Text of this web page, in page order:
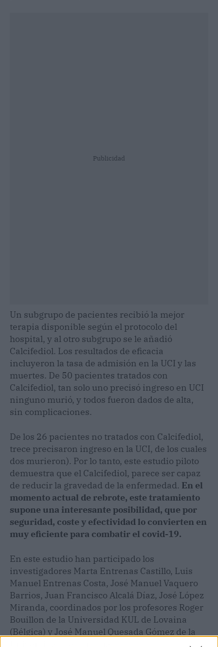
Publicidad
Un subgrupo de pacientes recibió la mejor
terapia disponible según el protocolo del
hospital, y al otro subgrupo se le añadió
Calcifediol. Los resultados de eficacia
incluyeron la tasa de admisión en la UCI y las
muertes. De 50 pacientes tratados con
Calcifediol, tan solo uno precisó ingreso en UCI
ninguno murió, y todos fueron dados de alta,
sin complicaciones.
De los 26 pacientes no tratados con Calcifediol,
trece precisaron ingreso en la UCI, de los cuales
dos murieron). Por lo tanto, este estudio piloto
demuestra que el Calcifediol, parece ser capaz
de reducir la gravedad de la enfermedad. En el
momento actual de rebrote, este tratamiento
supone una interesante posibilidad, que por
seguridad, coste y efectividad lo convierten en
muy eficiente para combatir el covid-19.
En este estudio han participado los
investigadores Marta Entrenas Castillo, Luis
Manuel Entrenas Costa, José Manuel Vaquero
Barrios, Juan Francisco Alcalá Díaz, José López
Miranda, coordinados por los profesores Roger
Bouillon de la Universidad KUL de Lovaina
(Bélgica) y José Manuel Quesada Gómez de la